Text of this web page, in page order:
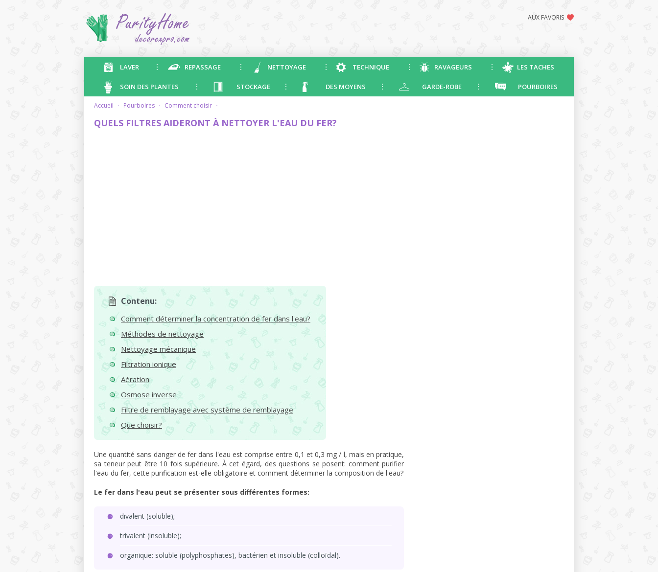
AUX FAVORIS
LAVER REPASSAGE NETTOYAGE TECHNIQUE RAVAGEURS LES TACHES
SOIN DES PLANTES STOCKAGE DES MOYENS GARDE-ROBE POURBOIRES
accueil · pourboires · comment choisir ·
QUELS FILTRES AIDERONT À NETTOYER L'EAU DU FER?
Contenu:
Comment déterminer la concentration de fer dans l'eau?
Méthodes de nettoyage
Nettoyage mécanique
Filtration ionique
Aération
Osmose inverse
Filtre de remblayage avec système de remblayage
Que choisir?
Une quantité sans danger de fer dans l'eau est comprise entre 0,1 et 0,3 mg / l, mais en pratique,
sa teneur peut être 10 fois supérieure. À cet égard, des questions se posent: comment purifier
l'eau du fer, cette purification est-elle obligatoire et comment déterminer la composition de l'eau?
Le fer dans l'eau peut se présenter sous différentes formes:
divalent (soluble);
trivalent (insoluble);
organique: soluble (polyphosphates), bactérien et insoluble (colloïdal).